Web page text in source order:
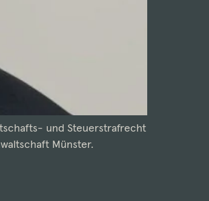
und Steuerstrafrecht
Münster.